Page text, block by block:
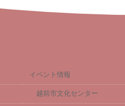
イベント情報
越前市文化センター